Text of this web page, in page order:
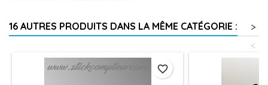
16 AUTRES PRODUITS DANS LA MÊME CATÉGORIE :
>
<
favorite_border